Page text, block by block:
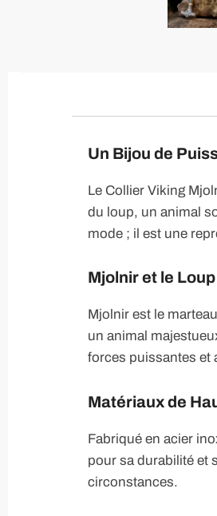
Un Bijou de
Le Collier Viking
du loup, un animal
mode ; il est une
Mjolnir et le
Mjolnir est le
un animal
forces puissantes et
Matériaux de
Fabriqué en acier
pour sa durabilité et
circonstances.